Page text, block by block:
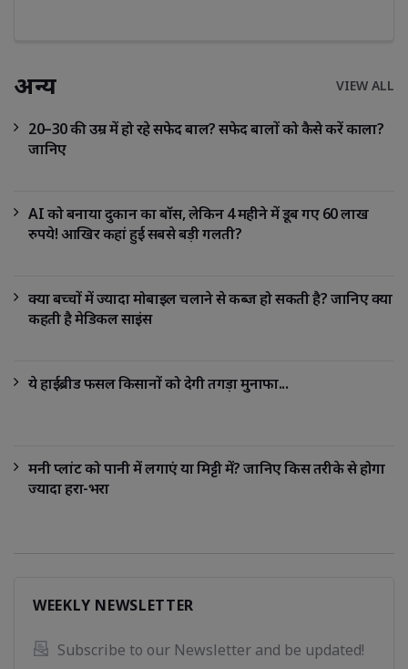
अन्य VIEW ALL
20–30 की उम्र में हो रहे सफेद बाल? सफेद बालों को कैसे करें काला?
जानिए
AI को बनाया दुकान का बॉस, लेकिन 4 महीने में डूब गए 60 लाख
रुपये! आखिर कहां हुई सबसे बड़ी गलती?
क्या बच्चों में ज्यादा मोबाइल चलाने से कब्ज हो सकती है? जानिए क्या
कहती है मेडिकल साइंस
ये हाईब्रीड फसल किसानों को देगी तगड़ा मुनाफा...
मनी प्लांट को पानी में लगाएं या मिट्टी में? जानिए किस तरीके से होगा
ज्यादा हरा-भरा
WEEKLY NEWSLETTER
Subscribe to our Newsletter and be updated!